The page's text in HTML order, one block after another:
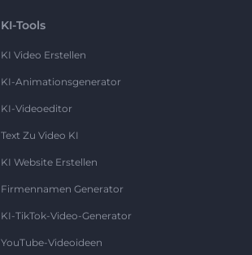
KI-Tools
KI Video Erstellen
KI-Animationsgenerator
KI-Videoeditor
Text Zu Video KI
KI Website Erstellen
Firmennamen Generator
KI-TikTok-Video-Generator
YouTube-Videoideen